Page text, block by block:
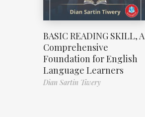
BASIC READING SKILL, A
Comprehensive
Foundation for English
Language Learners
Dian Sartin Tiwery